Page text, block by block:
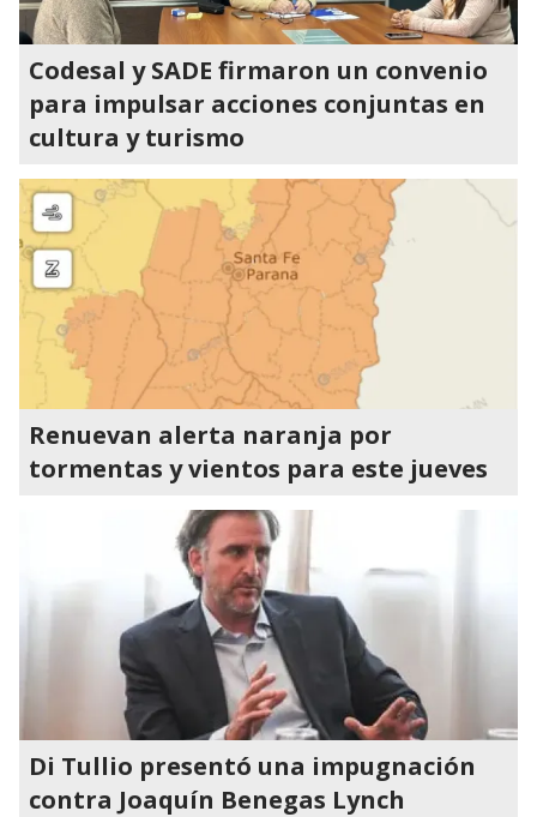
Codesal y SADE firmaron un convenio
para impulsar acciones conjuntas en
cultura y turismo
Renuevan alerta naranja por
tormentas y vientos para este jueves
Di Tullio presentó una impugnación
contra Joaquín Benegas Lynch